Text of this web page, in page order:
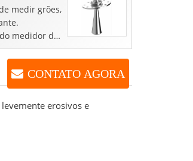
medir grões,
medidor do
...
CONTATO AGORA
erosivos e